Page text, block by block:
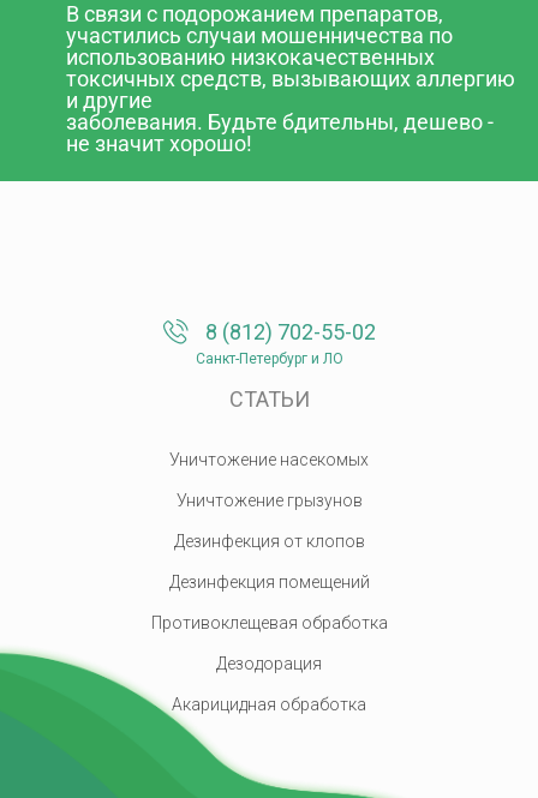
В связи с подорожанием препаратов,
участились случаи мошенничества по
использованию низкокачественных
токсичных средств, вызывающих аллергию
и другие
заболевания. Будьте бдительны, дешево -
не значит хорошо!
СТАТЬИ
8 (812) 702-55-02
Санкт-Петербург и ЛО
Уничтожение насекомых
Уничтожение грызунов
Дезинфекция от клопов
Дезинфекция помещений
Противоклещевая обработка
Дезодорация
Акарицидная обработка